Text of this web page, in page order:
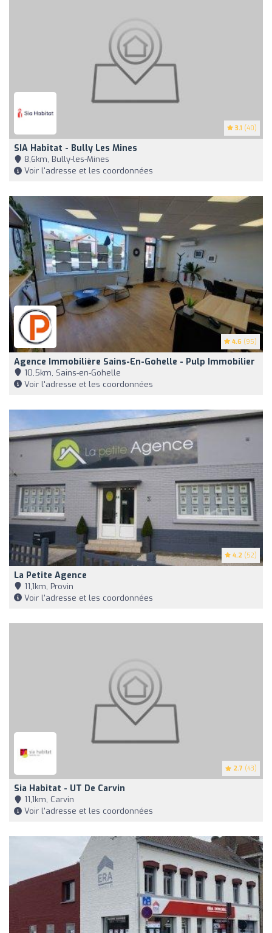
3.1 (40)
SIA Habitat - Bully Les Mines
8,6km, Bully-les-Mines
Voir l'adresse et les coordonnées
4.6 (95)
Agence Immobilière Sains-En-Gohelle - Pulp Immobilier
10,5km, Sains-en-Gohelle
Voir l'adresse et les coordonnées
4.2 (52)
La Petite Agence
11,1km, Provin
Voir l'adresse et les coordonnées
2.7 (43)
Sia Habitat - UT De Carvin
11,1km, Carvin
Voir l'adresse et les coordonnées